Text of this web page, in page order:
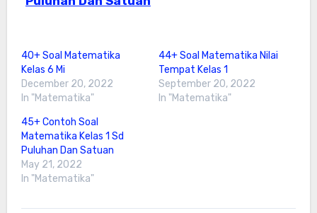
40+ Soal Matematika
Kelas 6 Mi
December 20, 2022
In "Matematika"
44+ Soal Matematika Nilai
Tempat Kelas 1
September 20, 2022
In "Matematika"
45+ Contoh Soal
Matematika Kelas 1 Sd
Puluhan Dan Satuan
May 21, 2022
In "Matematika"